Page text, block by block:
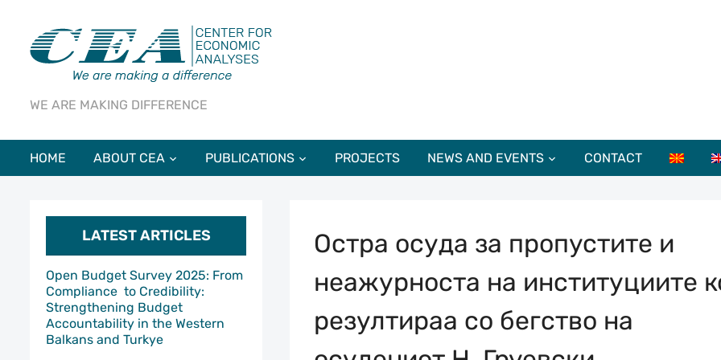
WE ARE MAKING DIFFERENCE
HOME ABOUT CEA PUBLICATIONS PROJECTS NEWS AND EVENTS CONTACT
LATEST ARTICLES
Open Budget Survey 2025: From
Compliance to Credibility:
Strengthening Budget
Accountability in the Western
Balkans and Turkye
Остра осуда за пропустите и
неажурноста на институциите
резултираа со бегство на